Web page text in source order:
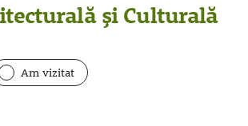
și Culturală
Am vizitat